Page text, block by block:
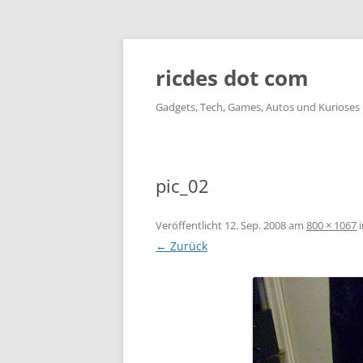
ricdes dot com
Gadgets, Tech, Games, Autos und Kurioses
pic_02
Veröffentlicht 12. Sep. 2008am 800 × 1067
← Zurück